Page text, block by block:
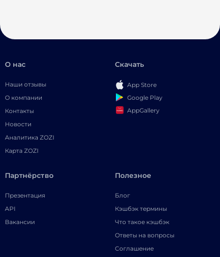
О нас
Наши отзывы
О компании
Контакты
Новости
Аналитика ZOZI
Карта ZOZI
Скачать
App Store
Google Play
AppGallery
Партнёрство
Презентация
API
Вакансии
Полезное
Блог
Кэшбэк термины
Что такое кэшбэк
Ответы на вопросы
Соглашение